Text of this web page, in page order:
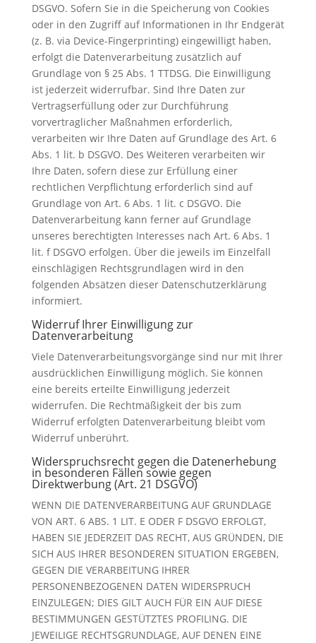
DSGVO. Sofern Sie in die Speicherung von Cookies
oder in den Zugriff auf Informationen in Ihr Endgerät
(z. B. via Device-Fingerprinting) eingewilligt haben,
erfolgt die Datenverarbeitung zusätzlich auf
Grundlage von § 25 Abs. 1 TTDSG. Die Einwilligung
ist jederzeit widerrufbar. Sind Ihre Daten zur
Vertragserfüllung oder zur Durchführung
vorvertraglicher Maßnahmen erforderlich,
verarbeiten wir Ihre Daten auf Grundlage des Art. 6
Abs. 1 lit. b DSGVO. Des Weiteren verarbeiten wir
Ihre Daten, sofern diese zur Erfüllung einer
rechtlichen Verpflichtung erforderlich sind auf
Grundlage von Art. 6 Abs. 1 lit. c DSGVO. Die
Datenverarbeitung kann ferner auf Grundlage
unseres berechtigten Interesses nach Art. 6 Abs. 1
lit. f DSGVO erfolgen. Über die jeweils im Einzelfall
einschlägigen Rechtsgrundlagen wird in den
folgenden Absätzen dieser Datenschutzerklärung
informiert.
Widerruf Ihrer Einwilligung zur
Datenverarbeitung
Viele Datenverarbeitungsvorgänge sind nur mit Ihrer
ausdrücklichen Einwilligung möglich. Sie können
eine bereits erteilte Einwilligung jederzeit
widerrufen. Die Rechtmäßigkeit der bis zum
Widerruf erfolgten Datenverarbeitung bleibt vom
Widerruf unberührt.
Widerspruchsrecht gegen die Datenerhebung
in besonderen Fällen sowie gegen
Direktwerbung (Art. 21 DSGVO)
WENN DIE DATENVERARBEITUNG AUF GRUNDLAGE
VON ART. 6 ABS. 1 LIT. E ODER F DSGVO ERFOLGT,
HABEN SIE JEDERZEIT DAS RECHT, AUS GRÜNDEN, DIE
SICH AUS IHRER BESONDEREN SITUATION ERGEBEN,
GEGEN DIE VERARBEITUNG IHRER
PERSONENBEZOGENEN DATEN WIDERSPRUCH
EINZULEGEN; DIES GILT AUCH FÜR EIN AUF DIESE
BESTIMMUNGEN GESTÜTZTES PROFILING. DIE
JEWEILIGE RECHTSGRUNDLAGE, AUF DENEN EINE